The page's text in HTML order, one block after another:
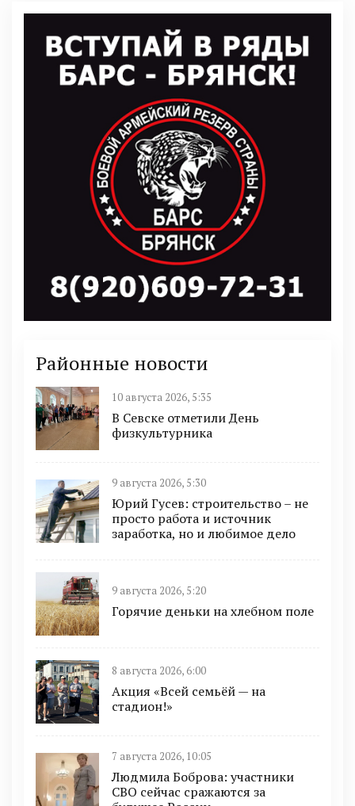
Районные новости
10 августа 2026, 5:35
В Севске отметили День
физкультурника
9 августа 2026, 5:30
Юрий Гусев: строительство – не
просто работа и источник
заработка, но и любимое дело
9 августа 2026, 5:20
Горячие деньки на хлебном поле
8 августа 2026, 6:00
Акция «Всей семьёй — на
стадион!»
7 августа 2026, 10:05
Людмила Боброва: участники
СВО сейчас сражаются за